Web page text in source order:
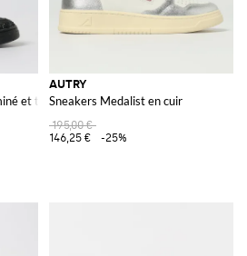
et toile avec paillettes à pois
AUTRY
Sneakers Medalist en cuir
195,00 €
146,25 €
-25%